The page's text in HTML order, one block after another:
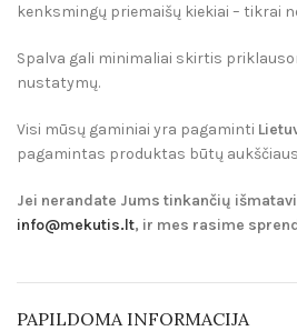
kenksmingų priemaišų kiekiai – tikrai
Spalva gali minimaliai skirtis
nustatymų.
Visi mūsų gaminiai yra pagaminti
pagamintas produktas būtų
Jei nerandate Jums tinkančių
info@mekutis.lt, ir mes rasime
PAPILDOMA INFORMACIJA